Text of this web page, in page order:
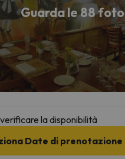
Guarda le 88 foto
la disponibilità
Date di prenotazione